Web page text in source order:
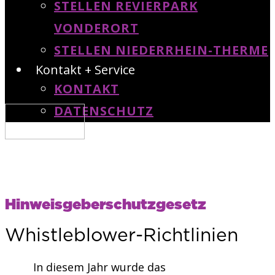
STELLEN REVIERPARK
VONDERORT
STELLEN NIEDERRHEIN-THERME
Kontakt + Service
KONTAKT
DATENSCHUTZ
Hinweisgeberschutzgesetz
Whistleblower-Richtlinien
In diesem Jahr wurde das